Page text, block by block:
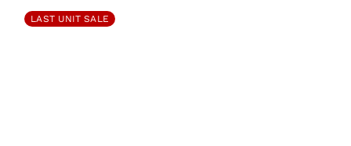
LAST UNIT SALE